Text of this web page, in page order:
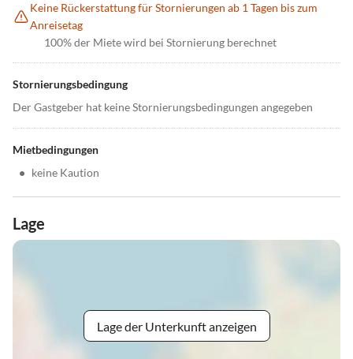
Keine Rückerstattung für Stornierungen ab 1 Tagen bis zum
Anreisetag
100% der Miete wird bei Stornierung berechnet
Stornierungsbedingung
Der Gastgeber hat keine Stornierungsbedingungen angegeben
Mietbedingungen
• keine Kaution
Lage
Lage der Unterkunft anzeigen